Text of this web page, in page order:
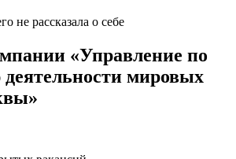
не рассказала о себе
«Управление по
деятельности мировых